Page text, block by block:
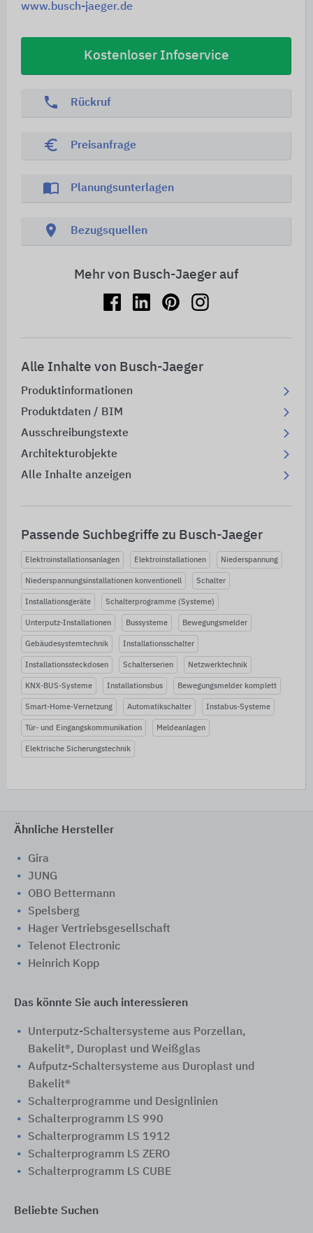
www.busch-jaeger.de
Kostenloser Infoservice
phone Rückruf
euro_symbol Preisanfrage
import_contacts Planungsunterlagen
location_on Bezugsquellen
Mehr von Busch-Jaeger auf
Alle Inhalte von Busch-Jaeger
Produktinformationen
Produktdaten / BIM
Ausschreibungstexte
Architekturobjekte
Alle Inhalte anzeigen
Passende Suchbegriffe zu Busch-Jaeger
Elektroinstallationsanlagen Elektroinstallationen Niederspannung
Niederspannungsinstallationen konventionell Schalter
Installationsgeräte Schalterprogramme (Systeme)
Unterputz-Installationen Bussysteme Bewegungsmelder
Gebäudesystemtechnik Installationsschalter
Installationssteckdosen Schalterserien Netzwerktechnik
KNX-BUS-Systeme Installationsbus Bewegungsmelder komplett
Smart-Home-Vernetzung Automatikschalter Instabus-Systeme
Tür- und Eingangskommunikation Meldeanlagen
Elektrische Sicherungstechnik
Ähnliche Hersteller
Gira
JUNG
OBO Bettermann
Spelsberg
Hager Vertriebsgesellschaft
Telenot Electronic
Heinrich Kopp
Das könnte Sie auch interessieren
Unterputz-Schaltersysteme aus Porzellan,
Bakelit®, Duroplast und Weißglas
Aufputz-Schaltersysteme aus Duroplast und
Bakelit®
Schalterprogramme und Designlinien
Schalterprogramm LS 990
Schalterprogramm LS 1912
Schalterprogramm LS ZERO
Schalterprogramm LS CUBE
Beliebte Suchen